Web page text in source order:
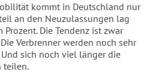
kommt in Deutschland nur
an den Neuzulassungen lag
Die Tendenz ist zwar
Verbrenner werden noch sehr
sich noch viel länger die
teilen.